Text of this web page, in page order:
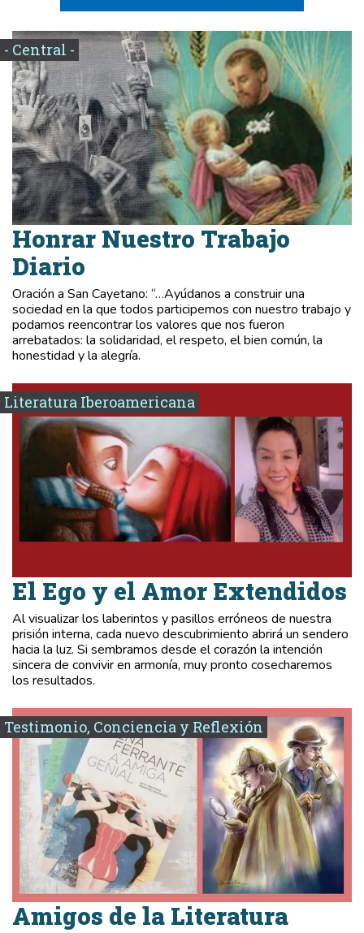
- Central -
Honrar Nuestro Trabajo
Diario
Oración a San Cayetano: “…Ayúdanos a construir una
sociedad en la que todos participemos con nuestro trabajo y
podamos reencontrar los valores que nos fueron
arrebatados: la solidaridad, el respeto, el bien común, la
honestidad y la alegría.
Literatura Iberoamericana
El Ego y el Amor Extendidos
Al visualizar los laberintos y pasillos erróneos de nuestra
prisión interna, cada nuevo descubrimiento abrirá un sendero
hacia la luz. Si sembramos desde el corazón la intención
sincera de convivir en armonía, muy pronto cosecharemos
los resultados.
Testimonio, Conciencia y Reflexión
Amigos de la Literatura